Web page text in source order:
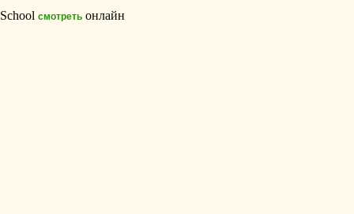
School смотреть онлайн